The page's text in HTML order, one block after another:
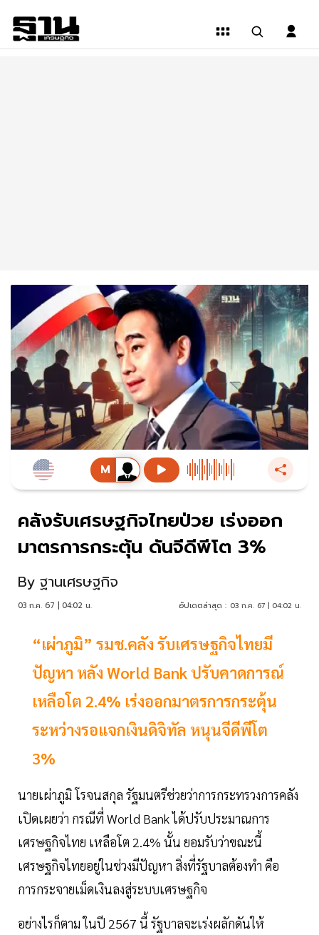
คลังรับเศรษฐกิจไทยป่วย เร่งออก
มาตรการกระตุ้น ดันจีดีพีโต 3%
By ฐานเศรษฐกิจ
03 ก.ค. 67 | 04:02 น. อัปเดตล่าสุด : 03 ก.ค. 67 | 04:02 น.
“เผ่าภูมิ” รมช.คลัง รับเศรษฐกิจไทยมี
ปัญหา หลัง World Bank ปรับคาดการณ์
เหลือโต 2.4% เร่งออกมาตรการกระตุ้น
ระหว่างรอแจกเงินดิจิทัล หนุนจีดีพีโต
3%
นายเผ่าภูมิ โรจนสกุล รัฐมนตรีช่วยว่าการกระทรวงการคลัง
เปิดเผยว่า กรณีที่ World Bank ได้ปรับประมาณการ
เศรษฐกิจไทย เหลือโต 2.4% นั้น ยอมรับว่าขณะนี้
เศรษฐกิจไทยอยู่ในช่วงมีปัญหา สิ่งที่รัฐบาลต้องทำ คือ
การกระจายเม็ดเงินลงสู่ระบบเศรษฐกิจ
อย่างไรก็ตาม ในปี 2567 นี้ รัฐบาลจะเร่งผลักดันให้